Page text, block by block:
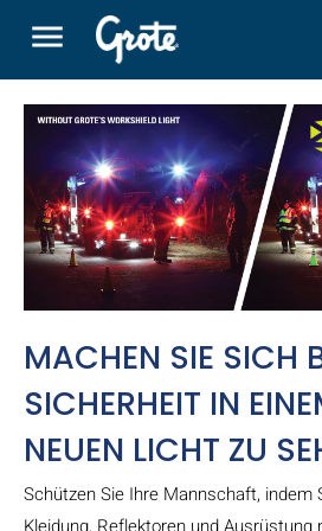
menu
MACHEN SIE SICH
SICHERHEIT IN
NEUEN LICHT ZU
Schützen Sie Ihre Mannschaft, indem